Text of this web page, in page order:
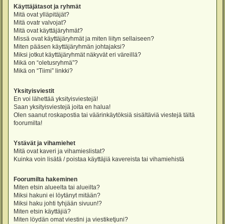
Käyttäjätasot ja ryhmät
Mitä ovat ylläpitäjät?
Mitä ovatr valvojat?
Mitä ovat käyttäjäryhmät?
Missä ovat käyttäjäryhmät ja miten liityn sellaiseen?
Miten pääsen käyttäjäryhmän johtajaksi?
Miksi jotkut käyttäjäryhmät näkyvät eri väreillä?
Mikä on “oletusryhmä”?
Mikä on “Tiimi” linkki?
Yksityisviestit
En voi lähettää yksityisviestejä!
Saan yksityisviestejä joita en halua!
Olen saanut roskapostia tai väärinkäytöksiä sisältäviä viestejä tältä
foorumilta!
Ystävät ja vihamiehet
Mitä ovat kaveri ja vihamieslistat?
Kuinka voin lisätä / poistaa käyttäjiä kavereista tai vihamiehistä
Foorumilta hakeminen
Miten etsin alueelta tai alueilta?
Miksi hakuni ei löytänyt mitään?
Miksi haku johti tyhjään sivuun!?
Miten etsin käyttäjiä?
Miten löydän omat viestini ja viestiketjuni?